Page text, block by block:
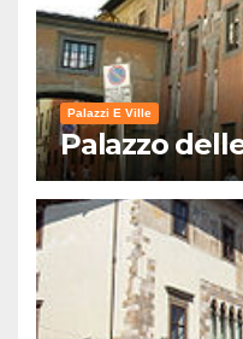
Palazzi E Ville
Palazzo